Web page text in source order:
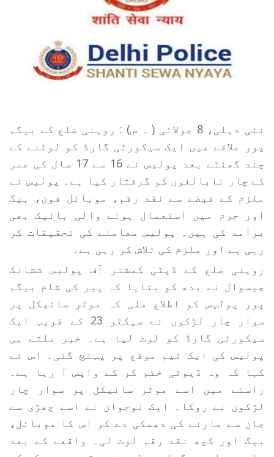
نئی دہلی، 8 جولائی ( ہ س) : روہنی ضلع کے بیگم
پور علاقے میں ایک سیکورٹی گارڈ کو لوٹنے کے
چند گھنٹے بعد پولیس نے 16 سے 17 سال کی عمر
کے چار نابالغوں کو گرفتار کیا ہے۔ پولیس نے
ملزم کے قبضے سے نقد رقم، موبائل فون، بیگ
اور جرم میں استعمال ہونے والی بائیک بھی
برآمد کی ہیں۔ پولیس معاملے کی تحقیقات کر
رہی ہے اور ملزم کی تلاش کر رہی ہے۔
روہنی ضلع کے ڈپٹی کمشنر آف پولیس ششانک
جیسوال نے بدھ کو بتایا کہ پیر کی شام بیگم
پور پولیس کو اطلاع ملی کہ موٹر سائیکل پر
سوار چار لڑکوں نے سیکٹر 23 کے قریب ایک
سیکورٹی گارڈ کو لوٹ لیا ہے۔ خبر ملتے ہی
پولیس کی ایک ٹیم موقع پر پہنچ گئی۔ اس نے
کہا کہ وہ ڈیوٹی ختم کر کے واپس آ رہا ہے۔
راستے میں اسے موٹر سائیکل پر سوار چار
لڑکوں نے روکا۔ ایک نوجوان نے اسے چھڑی سے
جان سے مارنے کی دھمکی دے کر اس کا موبائل،
بیگ اور کچھ نقد رقم لوٹ لی۔ واقعے کے بعد